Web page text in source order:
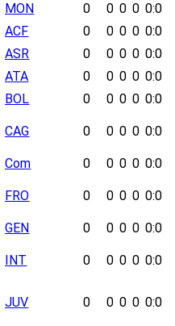
MON 0 0 0 0 0:0
ACF 0 0 0 0 0:0
ASR 0 0 0 0 0:0
ATA 0 0 0 0 0:0
BOL 0 0 0 0 0:0
CAG 0 0 0 0 0:0
Com 0 0 0 0 0:0
FRO 0 0 0 0 0:0
GEN 0 0 0 0 0:0
INT 0 0 0 0 0:0
JUV 0 0 0 0 0:0